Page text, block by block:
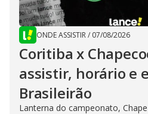
ONDE ASSISTIR/ 07/08/2026
Coritiba x
assistir, horário e
Brasileirão
Lanterna do campeonato,